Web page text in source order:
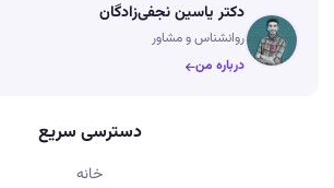
دکتر یاسین نجفی‌زادگان
روانشناس و مشاور
درباره من
دسترسی سریع
خانه